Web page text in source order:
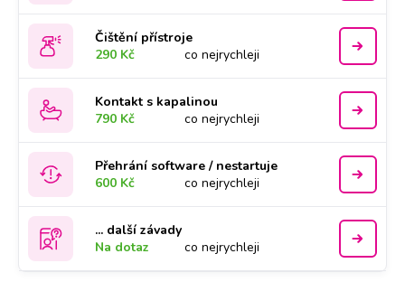
Čištění přístroje
290 Kč
co nejrychleji
Kontakt s kapalinou
790 Kč
co nejrychleji
Přehrání software / nestartuje
600 Kč
co nejrychleji
... další závady
Na dotaz
co nejrychleji